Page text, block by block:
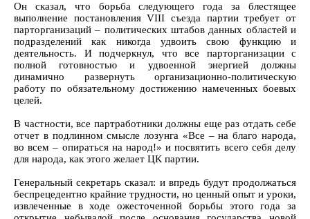
Он сказал, что борьба следующего года за блестящее
выполнение постановления VIII съезда партии требует от
парторганизаций – политических штабов данных областей и
подразделений как никогда удвоить свою функцию и
деятельность. И подчеркнул, что все парторганизации с
полной готовностью и удвоенной энергией должны
динамично развернуть организационно-политическую
работу по обязательному достижению намеченных боевых
целей.
В частности, все партработники должны еще раз отдать себе
отчет в подлинном смысле лозунга «Все – на благо народа,
во всем – опираться на народ!» и посвятить всего себя делу
для народа, как этого желает ЦК партии.
Генеральный секретарь сказал: и впредь будут продолжаться
беспрецедентно крайние трудности, но ценный опыт и уроки,
извлеченные в ходе ожесточенной борьбы этого года за